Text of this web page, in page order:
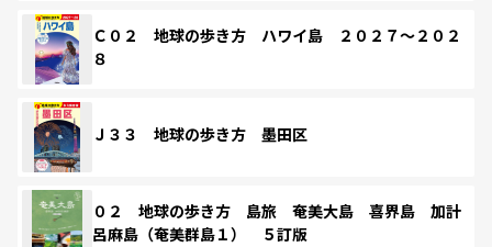
Ｃ０２ 地球の歩き方 ハワイ島 ２０２７～２０２
８
Ｊ３３ 地球の歩き方 墨田区
０２ 地球の歩き方 島旅 奄美大島 喜界島 加計
呂麻島（奄美群島１） ５訂版